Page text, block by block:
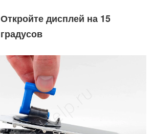
Откройте дисплей на 15
градусов